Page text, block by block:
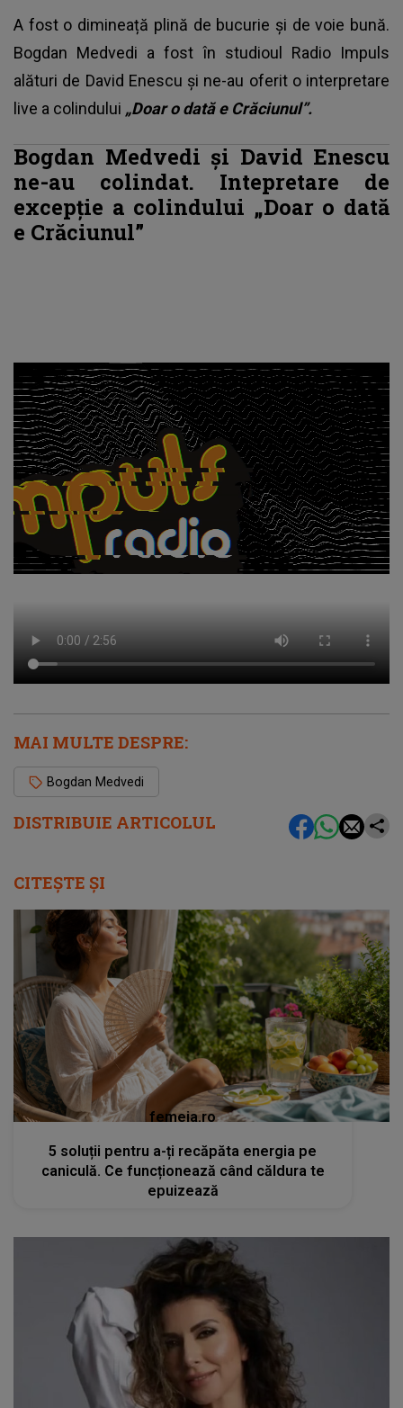
DISTRIBUIE ARTICOLUL
A fost o dimineață plină de bucurie și de voie bună.
Bogdan Medvedi a fost în studioul Radio Impuls
alături de David Enescu și ne-au oferit o interpretare
live a colindului „Doar o dată e Crăciunul”.
Bogdan Medvedi și David Enescu
ne-au colindat. Intepretare de
excepție a colindului „Doar o dată
e Crăciunul”
MAI MULTE DESPRE:
Bogdan Medvedi
CITEȘTE ȘI
femeia.ro
5 soluții pentru a-ți recăpăta energia pe
caniculă. Ce funcționează când căldura te
epuizează